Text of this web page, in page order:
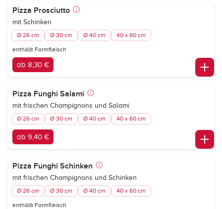
Pizza Prosciutto
mit Schinken
Ø 26 cm Ø 30 cm Ø 40 cm 40 x 60 cm
enthällt Formfleisch
ab 8,30 €
Pizza Funghi Salami
mit frischen Champignons und Salami
Ø 26 cm Ø 30 cm Ø 40 cm 40 x 60 cm
ab 9,40 €
Pizza Funghi Schinken
mit frischen Champignons und Schinken
Ø 26 cm Ø 30 cm Ø 40 cm 40 x 60 cm
enthällt Formfleisch